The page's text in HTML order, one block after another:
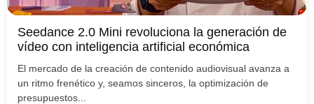
Seedance 2.0 Mini revoluciona la generación de
vídeo con inteligencia artificial económica
El mercado de la creación de contenido audiovisual avanza a
un ritmo frenético y, seamos sinceros, la optimización de
presupuestos...